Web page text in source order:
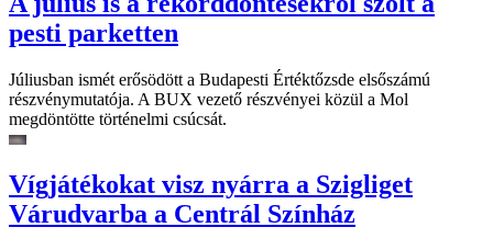
pesti parketten
Júliusban ismét erősödött a Budapesti Értéktőzsde elsőszámú
részvénymutatója. A BUX vezető részvényei közül a Mol
megdöntötte történelmi csúcsát.
Vígjátékokat visz nyárra a Szigliget
Várudvarba a Centrál Színház